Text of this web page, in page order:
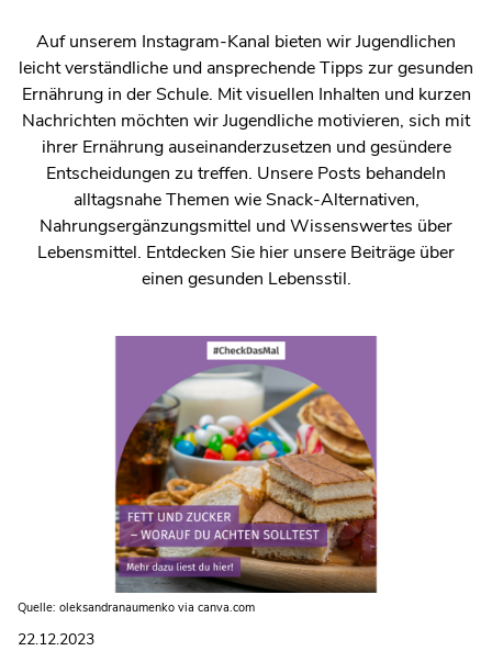
Auf unserem Instagram-Kanal bieten wir Jugendlichen
leicht verständliche und ansprechende Tipps zur gesunden
Ernährung in der Schule. Mit visuellen Inhalten und kurzen
Nachrichten möchten wir Jugendliche motivieren, sich mit
ihrer Ernährung auseinanderzusetzen und gesündere
Entscheidungen zu treffen. Unsere Posts behandeln
alltagsnahe Themen wie Snack-Alternativen,
Nahrungsergänzungsmittel und Wissenswertes über
Lebensmittel. Entdecken Sie hier unsere Beiträge über
einen gesunden Lebensstil.
Quelle: oleksandranaumenko via canva.com
22.12.2023